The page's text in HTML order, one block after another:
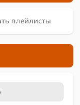
плейлисты